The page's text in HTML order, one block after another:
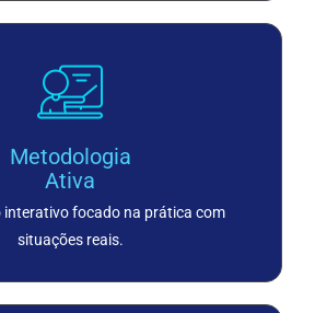
Metodologia
Ativa
interativo focado na prática com
situações reais.